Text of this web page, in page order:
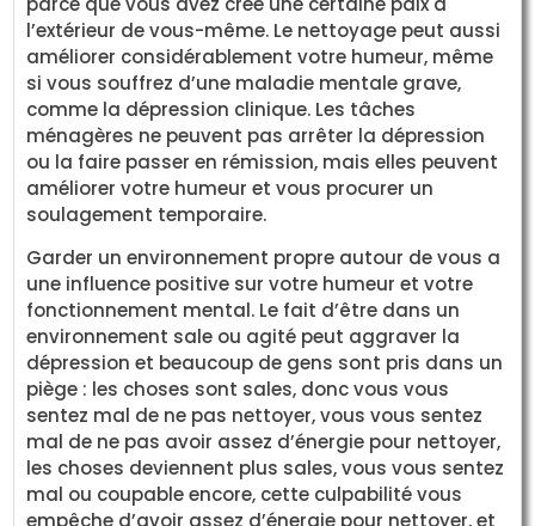
l’extérieur de vous-même. Le nettoyage peut aussi
améliorer considérablement votre humeur, même
si vous souffrez d’une maladie mentale grave,
comme la dépression clinique. Les tâches
ménagères ne peuvent pas arrêter la dépression
ou la faire passer en rémission, mais elles peuvent
améliorer votre humeur et vous procurer un
soulagement temporaire.
Garder un environnement propre autour de vous a
une influence positive sur votre humeur et votre
fonctionnement mental. Le fait d’être dans un
environnement sale ou agité peut aggraver la
dépression et beaucoup de gens sont pris dans un
piège : les choses sont sales, donc vous vous
sentez mal de ne pas nettoyer, vous vous sentez
mal de ne pas avoir assez d’énergie pour nettoyer,
les choses deviennent plus sales, vous vous sentez
mal ou coupable encore, cette culpabilité vous